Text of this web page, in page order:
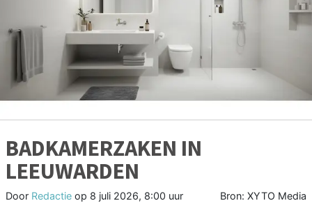
BADKAMERZAKEN IN
LEEUWARDEN
Door Redactie op 8 juli 2026, 8:00 uur Bron: XYTO Media